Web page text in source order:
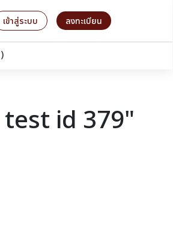
เข้าสู่ระบบ ลงทะเบียน
id 379"